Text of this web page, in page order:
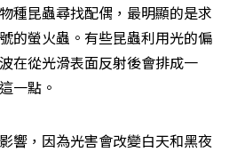
種昆蟲尋找配偶，最明顯的是求
的螢火蟲。有些昆蟲利用光的偏
在從光滑表面反射後會排成一
一點。
響，因為光害會改變白天和黑夜